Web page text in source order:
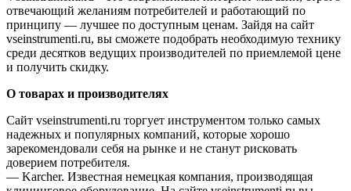
отвечающий желаниям потребителей и работающий по
принципу — лучшее по доступным ценам. Зайдя на сайт
vseinstrumenti.ru, вы сможете подобрать необходимую технику
среди десятков ведущих производителей по приемлемой цене
и получить скидку.
О товарах и производителях
Сайт vseinstrumenti.ru торгует инструментом только самых
надежных и популярных компаний, которые хорошо
зарекомендовали себя на рынке и не станут рисковать
доверием потребителя.
— Karcher. Известная немецкая компания, производящая